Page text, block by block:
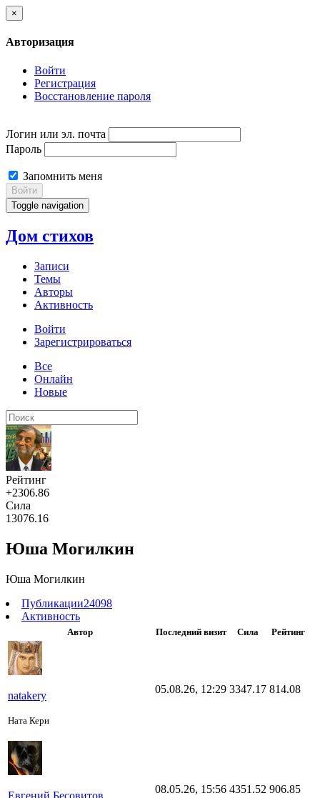
×
Авторизация
Войти
Регистрация
Восстановление пароля
Логин или эл. почта
Пароль
Запомнить меня
Войти
Toggle navigation
Дом стихов
Записи
Темы
Авторы
Активность
Войти
Зарегистрироваться
Все
Онлайн
Новые
Рейтинг
+2306.86
Сила
13076.16
Юша Могилкин
Юша Могилкин
Публикации24098
Активность
Автор Последний визит Сила Рейтинг
natakery
Ната Кери
05.08.26, 12:29 3347.17 814.08
08.05.26, 15:56 4351.52 906.85